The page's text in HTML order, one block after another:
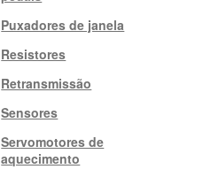
Puxadores de janela
Resistores
Retransmissão
Sensores
Servomotores de
aquecimento